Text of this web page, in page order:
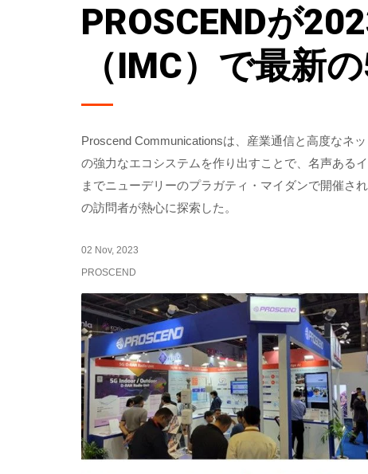
PROSCENDが
（IMC）で最新
Proscend Communicationsは、産業通信と高度なネ
の強力なエコシステムを作り出すことで、名声ある
までニューデリーのプラガティ・マイダンで開催さ
の訪問者が熱心に探索した。
02 Nov, 2023
PROSCEND